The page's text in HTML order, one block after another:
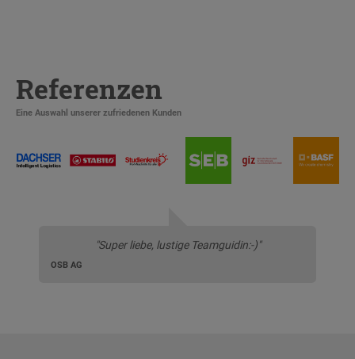
Referenzen
Eine Auswahl unserer zufriedenen Kunden
"Super liebe, lustige Teamguidin:-)"
OSB AG